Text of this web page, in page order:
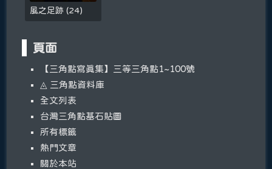
風之足跡(24)
頁面
【三角點寫真集】三等三角點1~100號
◬ 三角點資料庫
全文列表
台灣三角點基石貼圖
所有標籤
熱門文章
關於本站